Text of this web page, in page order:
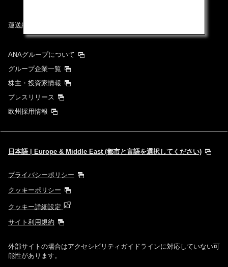
運送約款
ANAグループについて
グループ企業一覧
株主・投資家情報
プレスリリース
欧州採用情報
日本語 | Europe & Middle East (都市と言語を選択してください)
プライバシーポリシー
クッキーポリシー
クッキー詳細設定
サイト利用規約
外部サイトの場合はアクセシビリティガイドラインに対応していない可
能性があります。